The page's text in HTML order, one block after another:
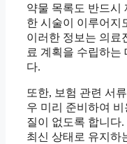
약물 목록도 반드시
한 시술이 이루어지
이러한 정보는 의료
료 계획을 수립하는
다.
또한, 보험 관련 서
우 미리 준비하여
질이 없도록 합니다
최신 상태로 유지하